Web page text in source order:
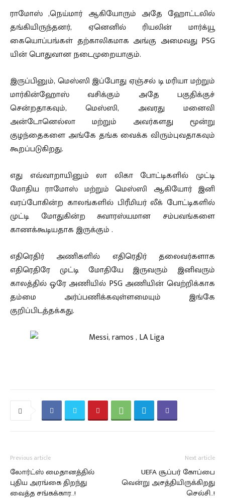
ராமோஸ் ,நெய்மார் ஆகியோரும் அதே ஹோட்டலில்
தங்கியிருந்தனர், ஏனெனில் ரியலின் மார்க்யூ
கையொப்பங்கள் தற்காலிகமாக அங்கு அமைவது PSG
யின் பொதுவான நடைமுறையாகும்.
இருப்பினும், மெஸ்ஸி இப்போது ஏஞ்சல் டி மரியா மற்றும்
மார்கின்ஹோஸ் வசிக்கும் அதே பகுதிக்குச்
சென்றதாகவும், மெஸ்ஸி, அவரது மனைவி
அன்டோனெல்லா மற்றும் அவர்களது மூன்று
குழந்தைகளை அங்கே தங்க வைக்க விரும்புவதாகவும்
கூறப்படுகிறது.
எது எவ்வாறாயினும் லா லிகா போட்டிகளில் முட்டி
மோதிய ராமோஸ் மற்றும் மெஸ்ஸி ஆகியோர் இனி
வரப்போகின்ற காலங்களில் பிரீமியர் லீக் போட்டிகளில்
முட்டி மோதுகின்ற சுவாரஸ்யமான சம்பவங்களை
காணக்கூடியதாக இருக்கும் .
எதிரெதிர் அணிகளில் எதிரெதிர் தலைவர்களாக
எதிரெதிரே முட்டி மோதியே இருவரும் இனிவரும்
காலத்தில் ஒரே அணியில் PSG அணியின் வெற்றிக்காக
தம்மை அர்ப்பணிக்கவுள்ளமையும் இங்கே
குறிப்பிடத்தக்கது.
Previous article
லோர்ட்ஸ் மைதானத்தில்
புதிய அரங்கை திறந்து
வைத்த சங்கக்கார..!
Next article
UEFA சூப்பர் கோப்பை
வென்று அசத்தியிருக்கிறது
செல்சி..!